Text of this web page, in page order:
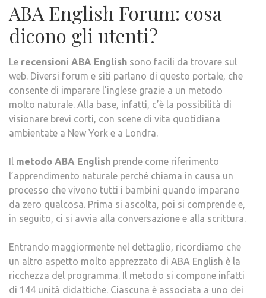
ABA English Forum: cosa
dicono gli utenti?
Le recensioni ABA English sono facili da trovare sul
web. Diversi forum e siti parlano di questo portale, che
consente di imparare l’inglese grazie a un metodo
molto naturale. Alla base, infatti, c’è la possibilità di
visionare brevi corti, con scene di vita quotidiana
ambientate a New York e a Londra.
Il metodo ABA English prende come riferimento
l’apprendimento naturale perché chiama in causa un
processo che vivono tutti i bambini quando imparano
da zero qualcosa. Prima si ascolta, poi si comprende e,
in seguito, ci si avvia alla conversazione e alla scrittura.
Entrando maggiormente nel dettaglio, ricordiamo che
un altro aspetto molto apprezzato di ABA English è la
ricchezza del programma. Il metodo si compone infatti
di 144 unità didattiche. Ciascuna è associata a uno dei